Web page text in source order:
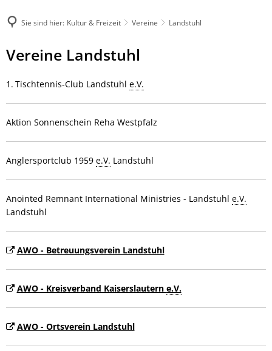
Sie sind hier: Kultur & Freizeit Vereine Landstuhl
Landstuhl
Vereine Landstuhl
Tischtennis-Club Landstuhl e.V.
Aktion Sonnenschein Reha Westpfalz
Anglersportclub 1959 e.V. Landstuhl
Anointed Remnant International Ministries - Landstuhl e.V.
Landstuhl
AWO - Betreuungsverein Landstuhl
AWO - Kreisverband Kaiserslautern e.V.
AWO - Ortsverein Landstuhl